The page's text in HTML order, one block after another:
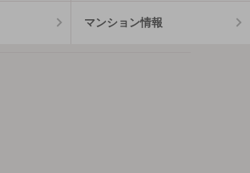
マンション情報